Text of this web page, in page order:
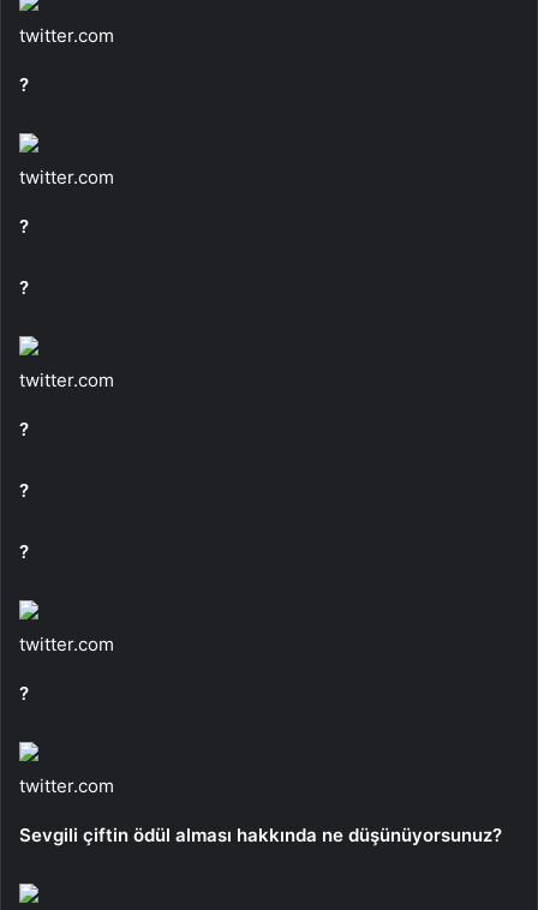
twitter.com
?
twitter.com
?
?
twitter.com
?
?
?
twitter.com
?
twitter.com
Sevgili çiftin ödül alması hakkında ne düşünüyorsunuz?